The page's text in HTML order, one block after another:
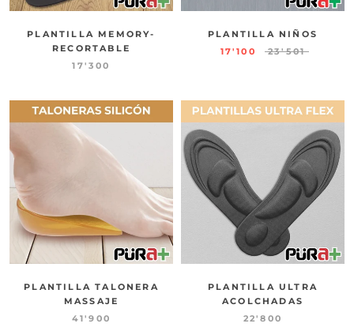
PLANTILLA MEMORY-
RECORTABLE
17'300
PLANTILLA NIÑOS
17'100
23'501
PLANTILLA TALONERA
MASSAJE
41'900
PLANTILLA ULTRA
ACOLCHADAS
22'800